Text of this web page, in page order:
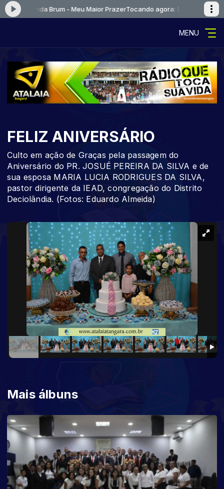
Fernanda Brum - Meu Maior PrazerTocando agora: [01] Kleber Lucas
MENU
FELIZ ANIVERSÁRIO
Culto em ação de Graças pela passagem do
Aniversário do PR. JOSUÉ PEREIRA DA SILVA e de
sua esposa MARIA LUCIA RODRIGUES DA SILVA,
pastor dirigente da IEAD, congregação do Distrito
Deciolândia. (Fotos: Eduardo Almeida)
Mais álbuns